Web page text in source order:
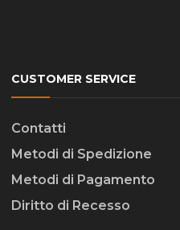
CUSTOMER SERVICE
Contatti
Metodi di Spedizione
Metodi di Pagamento
Diritto di Recesso